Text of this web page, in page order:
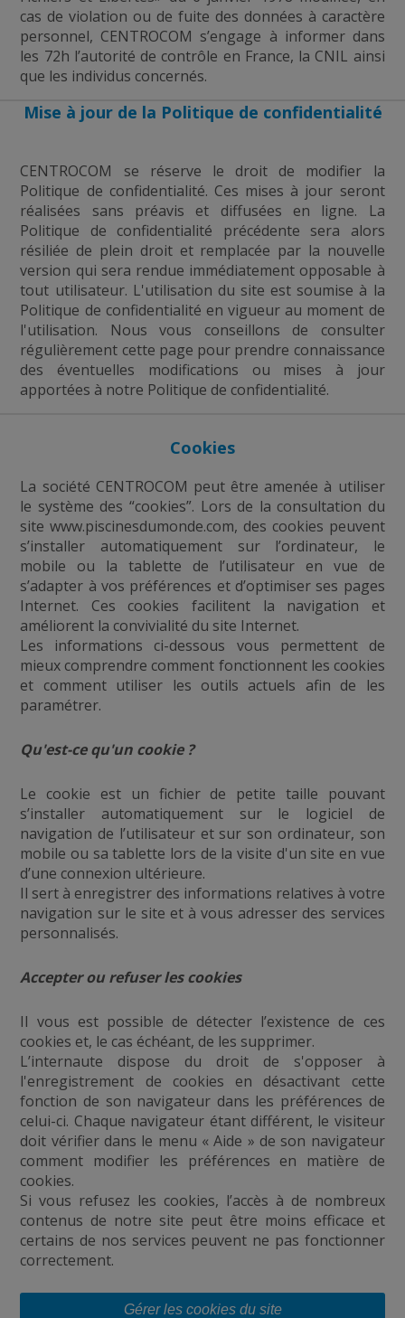
cas de violation ou de fuite des données à caractère
personnel, CENTROCOM s’engage à informer dans
les 72h l’autorité de contrôle en France, la CNIL ainsi
que les individus concernés.
Mise à jour de la Politique de confidentialité
CENTROCOM se réserve le droit de modifier la
Politique de confidentialité. Ces mises à jour seront
réalisées sans préavis et diffusées en ligne. La
Politique de confidentialité précédente sera alors
résiliée de plein droit et remplacée par la nouvelle
version qui sera rendue immédiatement opposable à
tout utilisateur. L'utilisation du site est soumise à la
Politique de confidentialité en vigueur au moment de
l'utilisation. Nous vous conseillons de consulter
régulièrement cette page pour prendre connaissance
des éventuelles modifications ou mises à jour
apportées à notre Politique de confidentialité.
Cookies
La société CENTROCOM peut être amenée à utiliser
le système des “cookies”. Lors de la consultation du
site www.piscinesdumonde.com, des cookies peuvent
s’installer automatiquement sur l’ordinateur, le
mobile ou la tablette de l’utilisateur en vue de
s’adapter à vos préférences et d’optimiser ses pages
Internet. Ces cookies facilitent la navigation et
améliorent la convivialité du site Internet.
Les informations ci-dessous vous permettent de
mieux comprendre comment fonctionnent les cookies
et comment utiliser les outils actuels afin de les
paramétrer.
Qu'est-ce qu'un cookie ?
Le cookie est un fichier de petite taille pouvant
s’installer automatiquement sur le logiciel de
navigation de l’utilisateur et sur son ordinateur, son
mobile ou sa tablette lors de la visite d'un site en vue
d’une connexion ultérieure.
Il sert à enregistrer des informations relatives à votre
navigation sur le site et à vous adresser des services
personnalisés.
Accepter ou refuser les cookies
Il vous est possible de détecter l’existence de ces
cookies et, le cas échéant, de les supprimer.
L’internaute dispose du droit de s'opposer à
l'enregistrement de cookies en désactivant cette
fonction de son navigateur dans les préférences de
celui-ci. Chaque navigateur étant différent, le visiteur
doit vérifier dans le menu « Aide » de son navigateur
comment modifier les préférences en matière de
cookies.
Si vous refusez les cookies, l’accès à de nombreux
contenus de notre site peut être moins efficace et
certains de nos services peuvent ne pas fonctionner
correctement.
Gérer les cookies du site